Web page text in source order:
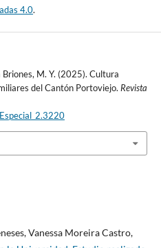
4.0.
M. Y. (2025). Cultura
del Cantón Portoviejo. Revista
Vanessa Moreira Castro,